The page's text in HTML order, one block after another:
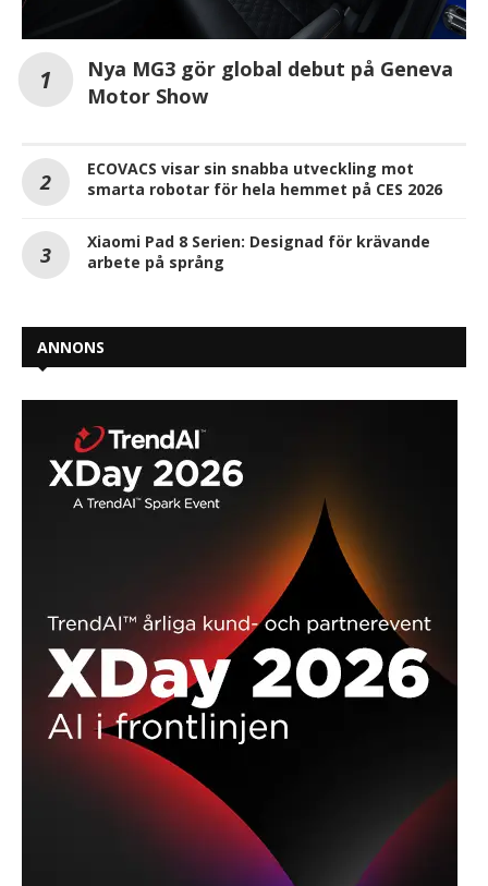
Nya MG3 gör global debut på Geneva
Motor Show
ECOVACS visar sin snabba utveckling mot
smarta robotar för hela hemmet på CES 2026
Xiaomi Pad 8 Serien: Designad för krävande
arbete på språng
ANNONS